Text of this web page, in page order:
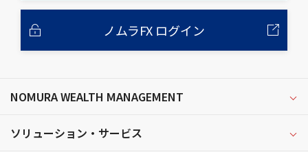
ノムラFX ログイン
NOMURA WEALTH MANAGEMENT
ソリューション・サービス